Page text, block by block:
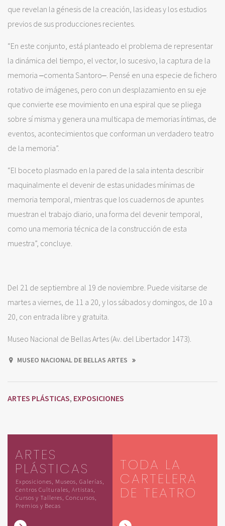
que revelan la génesis de la creación, las ideas y los estudios
previos de sus producciones recientes.
“En este conjunto, está planteado el problema de representar
la dinámica del tiempo, el vector, lo sucesivo, la captura de la
memoria ‒comenta Santoro‒. Pensé en una especie de fichero
rotativo de imágenes, pero con un desplazamiento en su eje
que convierte ese movimiento en una espiral que se pliega
sobre sí misma y genera una multicapa de memorias íntimas, de
eventos, acontecimientos que conforman un verdadero teatro
de la memoria”.
“El boceto plasmado en la pared de la sala intenta describir
maquinalmente el devenir de estas unidades mínimas de
memoria temporal, mientras que los cuadernos de apuntes
muestran el trabajo diario, una forma del devenir temporal,
como una memoria técnica de la construcción de esta
muestra”, concluye.
Del 21 de septiembre al 19 de noviembre. Puede visitarse de
martes a viernes, de 11 a 20, y los sábados y domingos, de 10 a
20, con entrada libre y gratuita.
Museo Nacional de Bellas Artes (Av. del Libertador 1473).
MUSEO NACIONAL DE BELLAS ARTES
ARTES PLÁSTICAS, EXPOSICIONES
ARTES
PLÁSTICAS
Exposiciones, Museos, Galerías,
Centros Culturales, Artistas,
Cursos y Talleres, Concursos,
Premios y Becas
TODA LA
CARTELERA
DE TEATRO